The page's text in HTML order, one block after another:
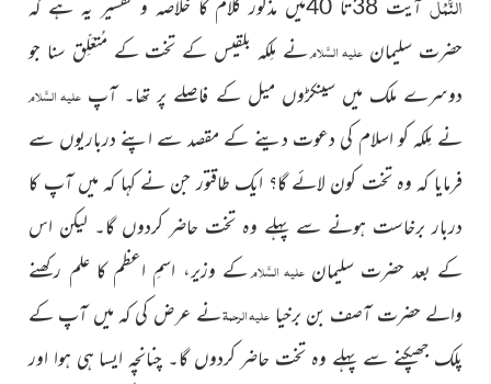
حضرت سلیمان علیہ السَّلامنے ملِکہ بلقیس کے تخت کے مُتعَلِّق سنا جو
دوسرے ملک میں سینکڑوں میل کے فاصلے پر تھا۔ آپ علیہ السَّلام
نے مِلکہ کو اسلام کی دعوت دینے کے مقصد سے اپنے درباریوں سے
فرمایا کہ وہ تخت کون لائے گا؟ ایک طاقتور جن نے کہا کہ میں آپ کا
دربار برخاست ہونے سے پہلے وہ تخت حاضر کردوں گا۔ لیکن اس
کے بعد حضرت سلیمانعلیہ السَّلامکے وزیر، اسمِ اعظم کا علم رکھنے
والے حضرت آصف بن برخیا علیہ الرحمۃنے عرض کی کہ میں آپ کے
پلک جھپکنے سے پہلے وہ تخت حاضر کردوں گا۔ چنانچہ ایسا ہی ہوا اور